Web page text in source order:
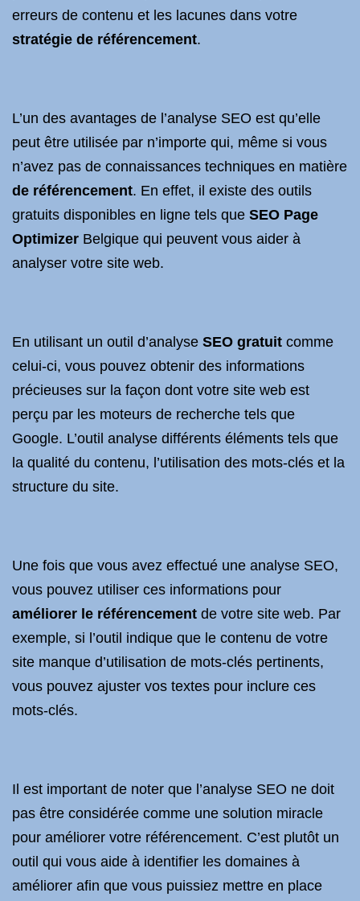
erreurs de contenu et les lacunes dans votre
stratégie de référencement.
L’un des avantages de l’analyse SEO est qu’elle
peut être utilisée par n’importe qui, même si vous
n’avez pas de connaissances techniques en matière
de référencement. En effet, il existe des outils
gratuits disponibles en ligne tels que SEO Page
Optimizer Belgique qui peuvent vous aider à
analyser votre site web.
En utilisant un outil d’analyse SEO gratuit comme
celui-ci, vous pouvez obtenir des informations
précieuses sur la façon dont votre site web est
perçu par les moteurs de recherche tels que
Google. L’outil analyse différents éléments tels que
la qualité du contenu, l’utilisation des mots-clés et la
structure du site.
Une fois que vous avez effectué une analyse SEO,
vous pouvez utiliser ces informations pour
améliorer le référencement de votre site web. Par
exemple, si l’outil indique que le contenu de votre
site manque d’utilisation de mots-clés pertinents,
vous pouvez ajuster vos textes pour inclure ces
mots-clés.
Il est important de noter que l’analyse SEO ne doit
pas être considérée comme une solution miracle
pour améliorer votre référencement. C’est plutôt un
outil qui vous aide à identifier les domaines à
améliorer afin que vous puissiez mettre en place